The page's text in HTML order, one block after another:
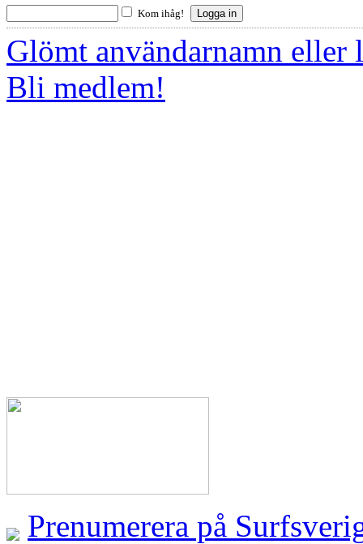
Kom ihåg!
Glömt användarnamn eller
Bli medlem!
Prenumerera på